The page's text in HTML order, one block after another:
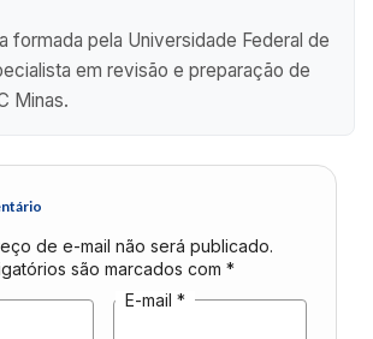
formada pela Universidade Federal de
em revisão e preparação de
Minas.
de e-mail não será publicado.
são marcados com *
E-mail *